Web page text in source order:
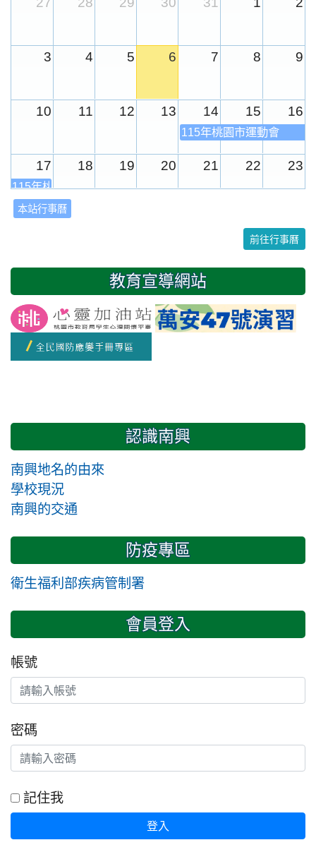
3 4 5 6 7 8 9
10 11 12 13 14 15 16
115年桃園市運動會
17 18 19 20 21 22 23
115年桃園市運動會
24
2 3
友善校園週
開學日
本站行事曆
前往行事曆
教育宣導網站
認識南興
南興地名的由來
學校現況
南興的交通
防疫專區
衛生福利部疾病管制署
會員登入
帳號
密碼
記住我
登入